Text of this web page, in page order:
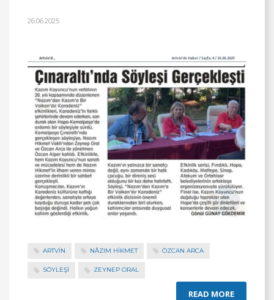
26.06.2025
ARTVİN NÂZIM HIKMET ÖZCAN ARCA
SÖYLEŞİ ZEYNEP ORAL
READ MORE